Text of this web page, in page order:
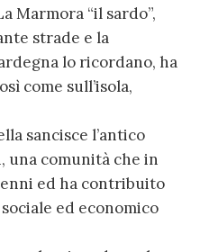
Marmora “il sardo”,
strade e la
lo ricordano, ha
come sull’isola,
sancisce l’antico
una comunità che in
ed ha contribuito
ed economico